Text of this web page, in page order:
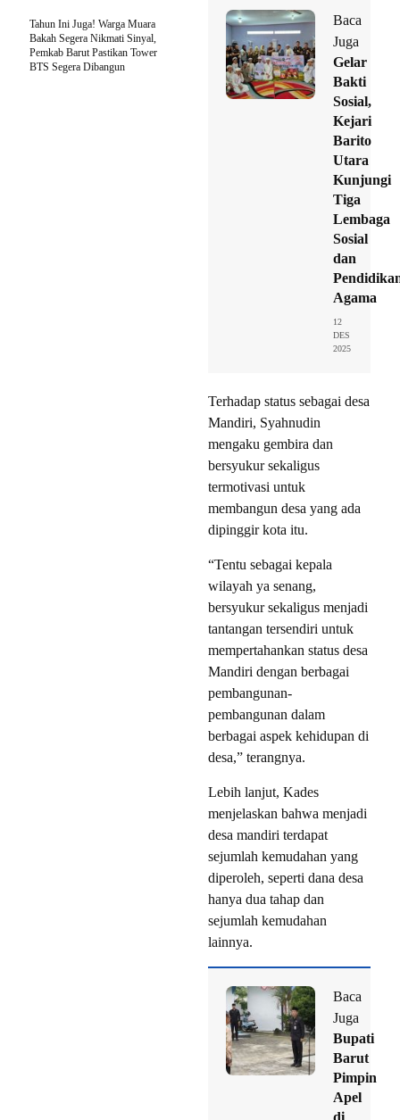
Baca
Juga
Gelar
Bakti
Sosial,
Kejari
Barito
Utara
Kunjungi
Tiga
Lembaga
Sosial
dan
Agama
12
DES
2025
Terhadap status sebagai desa
Mandiri, Syahnudin
mengaku gembira dan
bersyukur sekaligus
termotivasi untuk
membangun desa yang ada
dipinggir kota itu.
“Tentu sebagai kepala
wilayah ya senang,
bersyukur sekaligus menjadi
tantangan tersendiri untuk
mempertahankan status desa
Mandiri dengan berbagai
pembangunan-
pembangunan dalam
berbagai aspek kehidupan di
desa,” terangnya.
Lebih lanjut, Kades
menjelaskan bahwa menjadi
desa mandiri terdapat
sejumlah kemudahan yang
diperoleh, seperti dana desa
hanya dua tahap dan
sejumlah kemudahan
lainnya.
Baca
Juga
Bupati
Barut
Pimpin
Apel
Tahun Ini Juga! Warga Muara
Bakah Segera Nikmati Sinyal,
Pemkab Barut Pastikan Tower
BTS Segera Dibangun